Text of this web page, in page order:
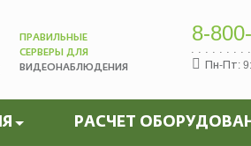
ПРАВИЛЬНЫЕ
СЕРВЕРЫ ДЛЯ
ВИДЕОНАБЛЮДЕНИЯ
8-
Пн-Пт:
РАСЧЕТ